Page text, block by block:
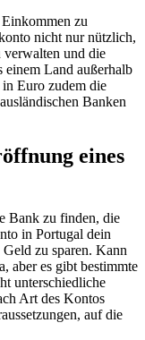
zu
nicht nur nützlich,
verwalten und die
einem Land außerhalb
Euro zudem die
Banken
eines
Bank zu finden, die
in Portugal dein
zu sparen. Kann
aber es gibt bestimmte
unterschiedliche
Art des Kontos
auf die